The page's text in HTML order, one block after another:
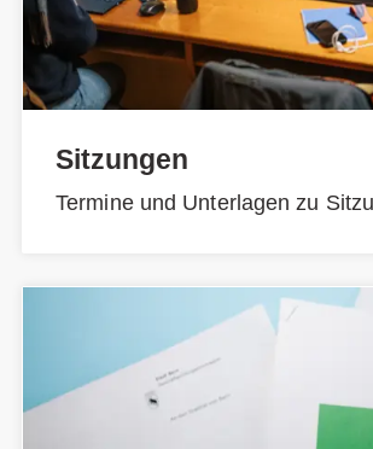
Sitzungen
Termine und Unterlagen zu